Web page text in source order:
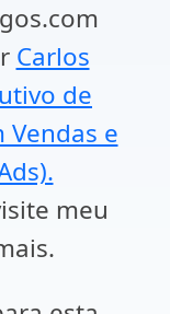
Carlos
de
Vendas e
meu